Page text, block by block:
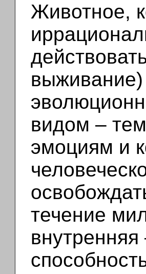
Животное,
видом –
эмоциям и
течение